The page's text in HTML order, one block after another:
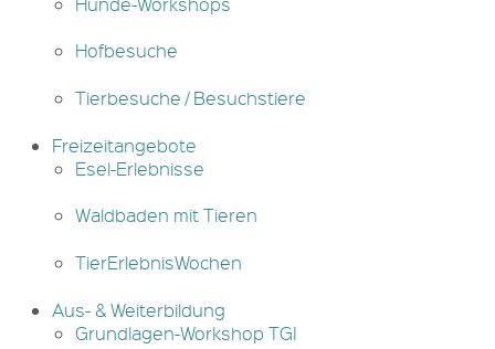
Hofbesuche
Tierbesuche / Besuchstiere
Freizeitangebote
Esel-Erlebnisse
Waldbaden mit Tieren
TierErlebnisWochen
Aus- & Weiterbildung
Grundlagen-Workshop TGI